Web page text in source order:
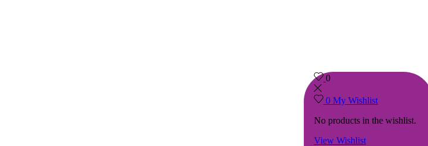
0
0 My Wishlist
No products in the wishlist.
View Wishlist